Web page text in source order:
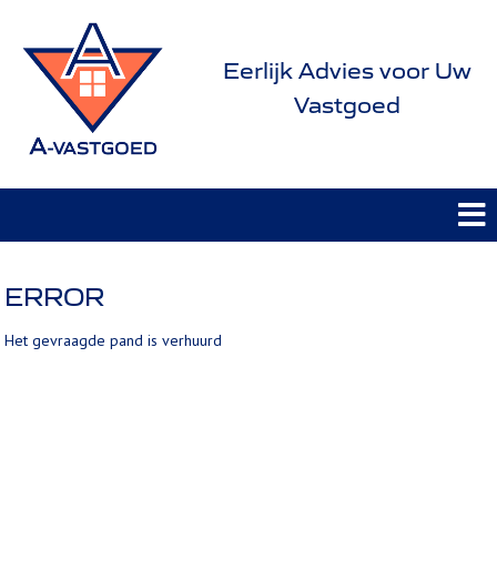
Eerlijk Advies voor Uw
Vastgoed
ERROR
Het gevraagde pand is verhuurd